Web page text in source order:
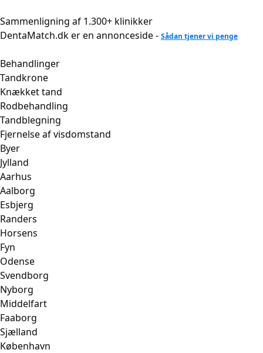
til
indhold
Sammenligning af 1.300+ klinikker
DentaMatch.dk er en annonceside - Sådan tjener vi penge
Behandlinger
Tandkrone
Knækket tand
Rodbehandling
Tandblegning
Fjernelse af visdomstand
Byer
Jylland
Aarhus
Aalborg
Esbjerg
Randers
Horsens
Fyn
Odense
Svendborg
Nyborg
Middelfart
Faaborg
Sjælland
København